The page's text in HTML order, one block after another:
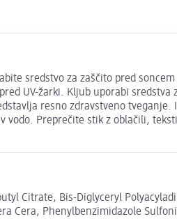
sredstvo za zaščito pred
UV-žarki. Kljub uporabi sredstva
resno zdravstveno tveganje.
vodo. Preprečite stik z oblačili,
Citrate, Bis-Diglyceryl
Cera, Phenylbenzimidazole